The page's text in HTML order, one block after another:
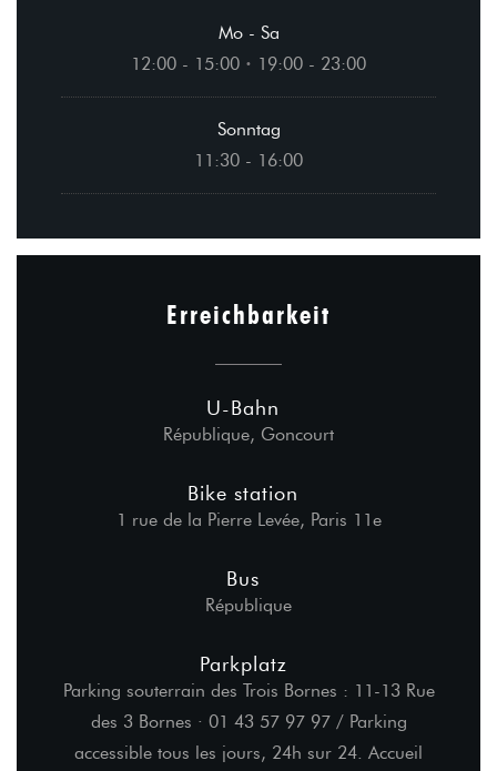
Mo- Sa
12:00 - 15:00 • 19:00 - 23:00
Sonntag
11:30 - 16:00
Erreichbarkeit
U-Bahn
République, Goncourt
Bike station
1 rue de la Pierre Levée, Paris 11e
Bus
République
Parkplatz
Parking souterrain des Trois Bornes : 11-13 Rue
des 3 Bornes · 01 43 57 97 97 / Parking
accessible tous les jours, 24h sur 24. Accueil